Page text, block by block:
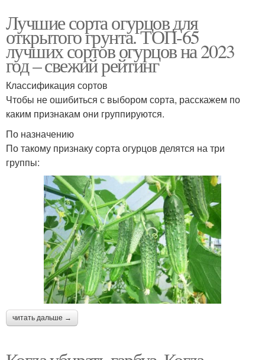
Лучшие сорта огурцов для
открытого грунта. ТОП-65
лучших сортов огурцов на 2023
год – свежий рейтинг
Классификация сортов
Чтобы не ошибиться с выбором сорта, расскажем по
каким признакам они группируются.
По назначению
По такому признаку сорта огурцов делятся на три
группы:
читать дальше →